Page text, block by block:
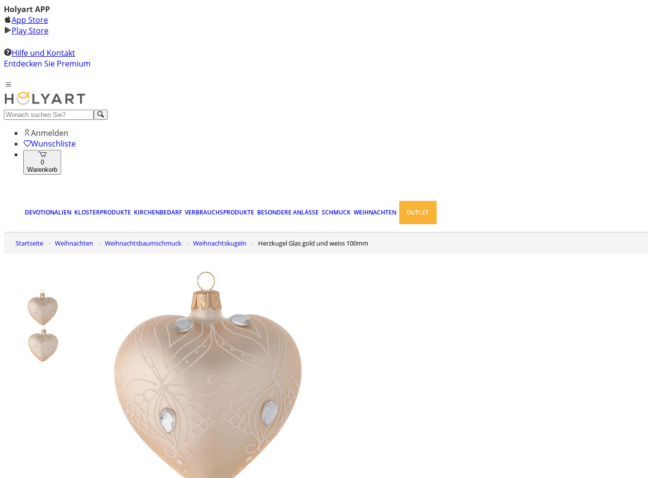
Holyart APP
App Store
Play Store
Hilfe und Kontakt
Entdecken Sie Premium
Anmelden
Wunschliste
0
Warenkorb
DEVOTIONALIEN KLOSTERPRODUKTE KIRCHENBEDARF VERBRAUCHSPRODUKTE BESONDERE ANLÄSSE SCHMUCK WEIHNACHTEN OUTLET
Startseite Weihnachten Weihnachtsbaumschmuck Weihnachtskugeln Herzkugel Glas gold und weiss 100mm